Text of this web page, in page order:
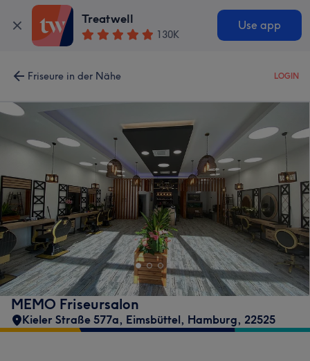
Treatwell
130K
Use app
Friseure in der Nähe LOGIN
MEMO Friseursalon
Kieler Straße 577a, Eimsbüttel, Hamburg, 22525